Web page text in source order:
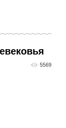
5569